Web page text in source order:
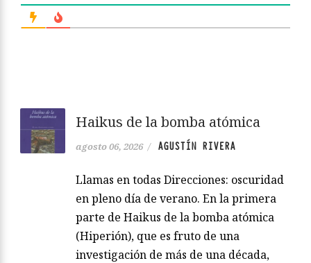
Haikus de la bomba atómica
agosto 06, 2026 / AGUSTÍN RIVERA
Llamas en todas Direcciones: oscuridad
en pleno día de verano. En la primera
parte de Haikus de la bomba atómica
(Hiperión), que es fruto de una
investigación de más de una década,